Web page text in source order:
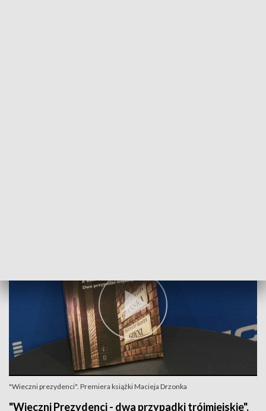
"Wieczni prezydenci". Premiera książki Macieja Drzonka
"Wieczni Prezydenci - dwa przypadki trójmiejskie",